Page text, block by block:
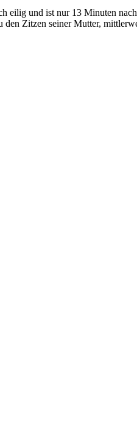
eilig und ist nur 13 Minuten
den Zitzen seiner Mutter,